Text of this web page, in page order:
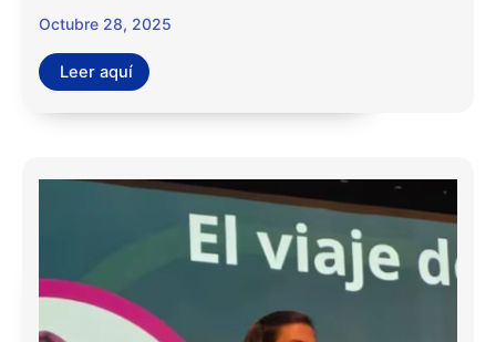
Octubre 28, 2025
Leer aquí